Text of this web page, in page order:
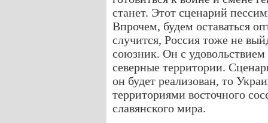
станет. Этот сценарий
Впрочем, будем оставаться
случится, Россия тоже не
союзник. Он с
северные территории.
он будет реализован, то
территориями восточного
славянского мира.